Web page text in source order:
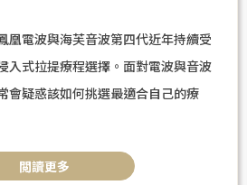
凰電波與海芙音波第四代近年持續受
入式拉提療程選擇。面對電波與音波
會疑惑該如何挑選最適合自己的療
電波與海芙音波第四代，解析兩者的
果差異與適合族群，並說明是否可以
閲讀更多